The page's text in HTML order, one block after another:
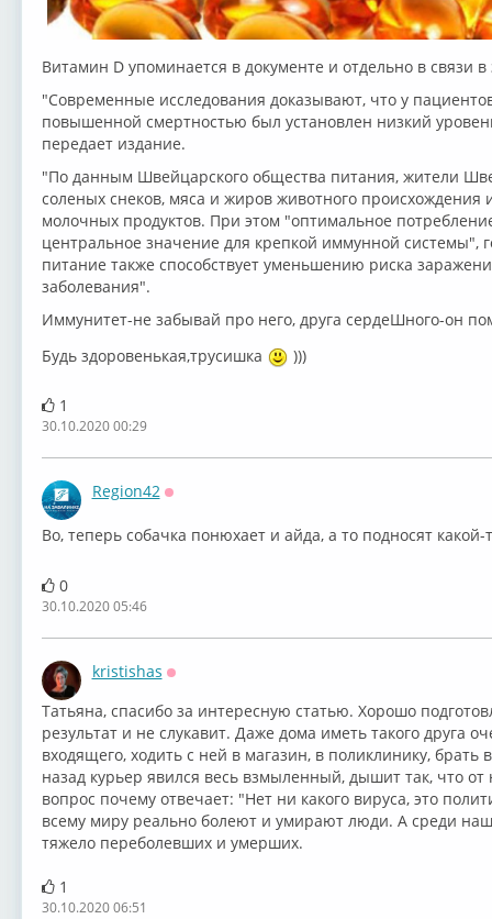
Витамин D упоминается в документе и отдельно в связи в
"Cовременные исследования доказывают, что у
повышенной смертностью был установлен низкий
передает издание.
"По данным Швейцарского общества питания, жители
соленых снеков, мяса и жиров животного
молочных продуктов. При этом "оптимальное
центральное значение для крепкой иммунной системы",
питание также способствует уменьшению риска
заболевания".
Иммунитет-не забывай про него, друга сердеШного-он
Будь здоровенькая,трусишка
)))
1
30.10.2020 00:29
Region42
Во, теперь собачка понюхает и айда, а то подносят какой-
0
30.10.2020 05:46
kristishas
Татьяна, спасибо за интересную статью. Хорошо
результат и не слукавит. Даже дома иметь такого друга
входящего, ходить с ней в магазин, в поликлинику, брать
назад курьер явился весь взмыленный, дышит так, что
вопрос почему отвечает: "Нет ни какого вируса, это
всему миру реально болеют и умирают люди. А среди
тяжело переболевших и умерших.
1
30.10.2020 06:51